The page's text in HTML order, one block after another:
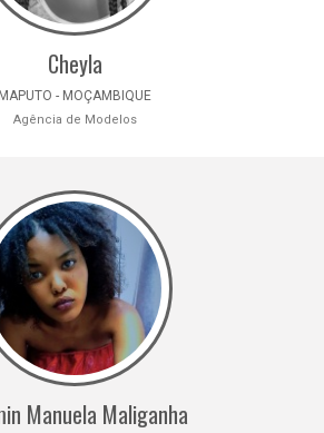
Cheyla
MAPUTO - MOÇAMBIQUE
Agência de Modelos
Manuela Maliganha